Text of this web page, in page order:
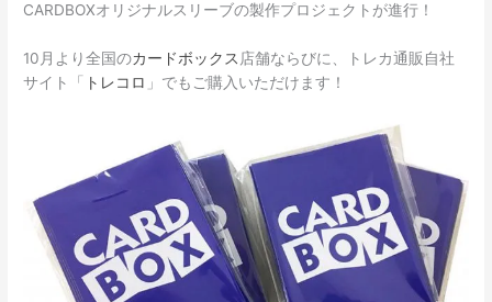
CARDBOXオリジナルスリーブの製作プロジェクトが進行！
10月より全国のカードボックス 店舗ならびに、トレカ通販自社
サイト「
トレコロ 」でもご購入いただけます！